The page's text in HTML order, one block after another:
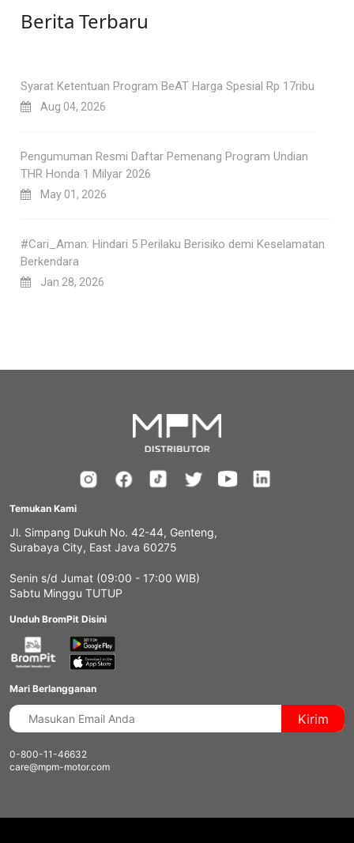
Berita Terbaru
Syarat Ketentuan Program BeAT Harga Spesial Rp 17ribu
Aug 04, 2026
Pengumuman Resmi Daftar Pemenang Program Undian
THR Honda 1 Milyar 2026
May 01, 2026
#Cari_Aman: Hindari 5 Perilaku Berisiko demi Keselamatan
Berkendara
Jan 28, 2026
Temukan Kami
Jl. Simpang Dukuh No. 42-44, Genteng,
Surabaya City, East Java 60275
Senin s/d Jumat (09:00 - 17:00 WIB)
Sabtu Minggu TUTUP
Unduh BromPit Disini
Mari Berlangganan
Kirim
0-800-11-46632
care@mpm-motor.com